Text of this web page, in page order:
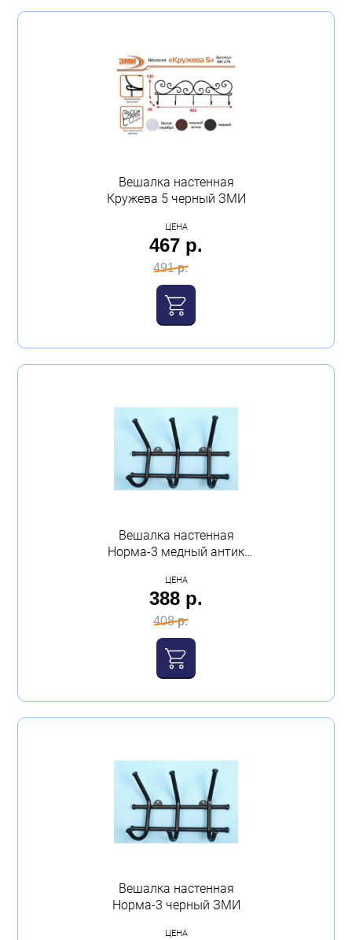
Вешалка настенная
Кружева 5 черный ЗМИ
ЦЕНА
467 р.
491 р.
Вешалка настенная
Норма-3 медный антик
ЦЕНА
388 р.
408 р.
Вешалка настенная
Норма-3 черный ЗМИ
ЦЕНА